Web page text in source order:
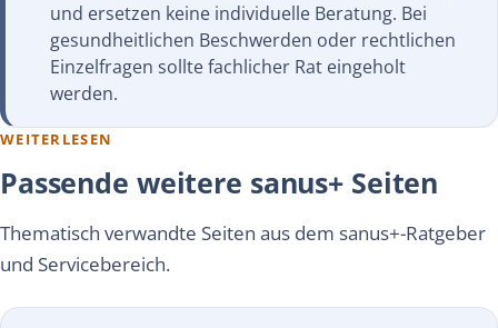
und ersetzen keine individuelle Beratung. Bei
gesundheitlichen Beschwerden oder rechtlichen
Einzelfragen sollte fachlicher Rat eingeholt
werden.
WEITERLESEN
Passende weitere sanus+ Seiten
Thematisch verwandte Seiten aus dem sanus+-Ratgeber
und Servicebereich.